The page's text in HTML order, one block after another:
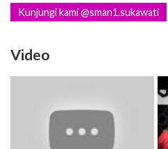
Kunjungi kami @sman1.sukawati
Video